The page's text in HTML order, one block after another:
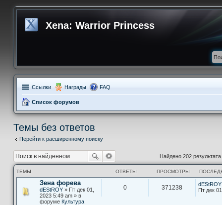
Xena: Warrior Princess
Ссылки Награды FAQ
Список форумов
Темы без ответов
Перейти к расширенному поиску
Найдено 202 результата
ТЕМЫ ОТВЕТЫ ПРОСМОТРЫ
Зена форева
dEStROY » Пт дек 01,
2023 5:49 am » в
форуме Культура
0 371238
dEStROY
Пт дек